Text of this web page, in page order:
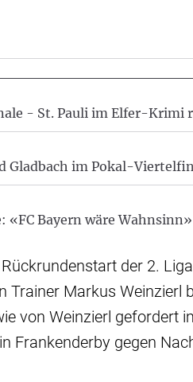
- St. Pauli im Elfer-Krimi
Gladbach im Pokal-
«FC Bayern wäre Wahnsinn»
der 2.
Trainer Markus Weinzierl
von Weinzierl gefordert
Frankenderby gegen